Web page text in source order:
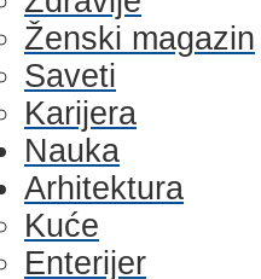
Ženski magazin
Saveti
Karijera
Nauka
Arhitektura
Kuće
Enterijer